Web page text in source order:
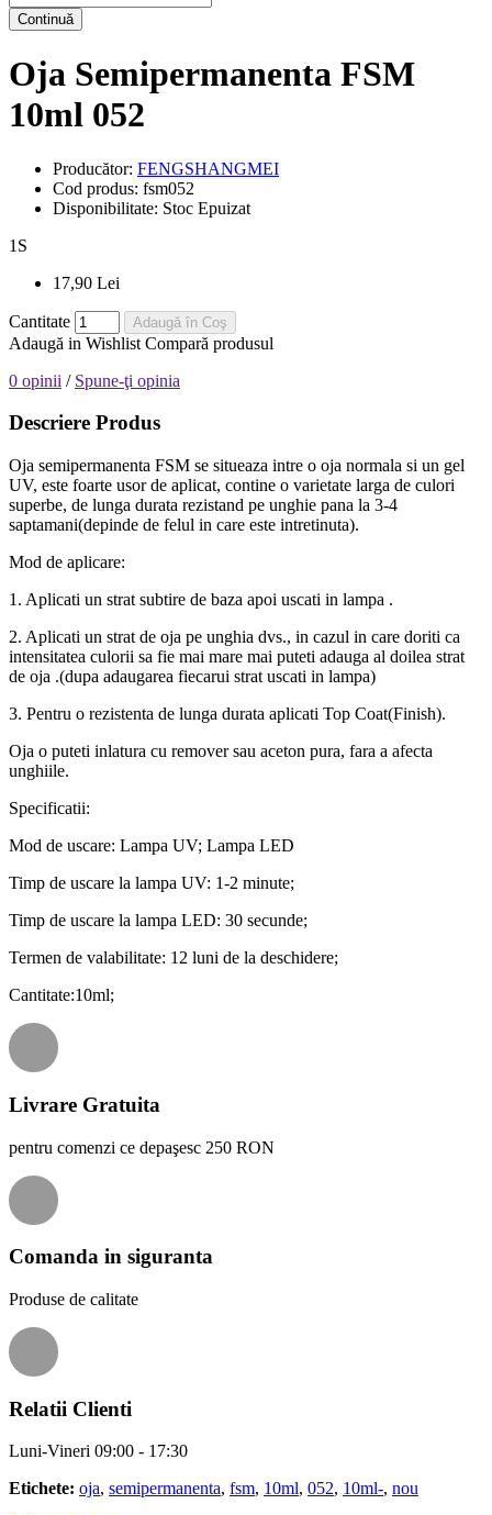
Continuă
Oja Semipermanenta FSM
10ml 052
Producător: FENGSHANGMEI
Cod produs: fsm052
Disponibilitate: Stoc Epuizat
1 S
17,90 Lei
Cantitate Adaugă în Coş
Adaugă in Wishlist Compară produsul
0 opinii / Spune-ţi opinia
Descriere Produs
Oja semipermanenta FSM se situeaza intre o oja normala si un gel
UV, este foarte usor de aplicat, contine o varietate larga de culori
superbe, de lunga durata rezistand pe unghie pana la 3-4
saptamani(depinde de felul in care este intretinuta).
Mod de aplicare:
1. Aplicati un strat subtire de baza apoi uscati in lampa .
2. Aplicati un strat de oja pe unghia dvs., in cazul in care doriti ca
intensitatea culorii sa fie mai mare mai puteti adauga al doilea strat
de oja .(dupa adaugarea fiecarui strat uscati in lampa)
3. Pentru o rezistenta de lunga durata aplicati Top Coat(Finish).
Oja o puteti inlatura cu remover sau aceton pura, fara a afecta
unghiile.
Specificatii:
Mod de uscare: Lampa UV; Lampa LED
Timp de uscare la lampa UV: 1-2 minute;
Timp de uscare la lampa LED: 30 secunde;
Termen de valabilitate: 12 luni de la deschidere;
Cantitate:10ml;
Livrare Gratuita
pentru comenzi ce depaşesc 250 RON
Comanda in siguranta
Produse de calitate
Relatii Clienti
Luni-Vineri 09:00 - 17:30
Etichete: oja, semipermanenta, fsm, 10ml, 052, 10ml-, nou